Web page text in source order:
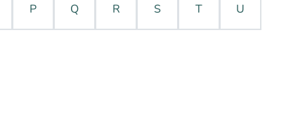
P Q R S T U